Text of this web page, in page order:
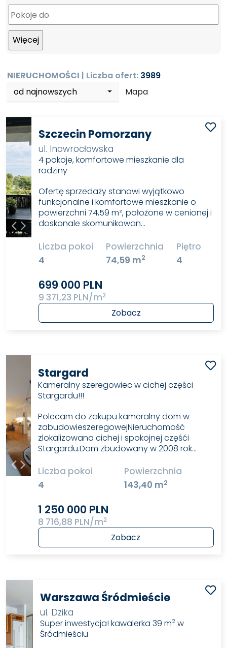
NIERUCHOMOŚCI | Liczba ofert: 3989
od najnowszych
Mapa
Szczecin Pomorzany
ul. Inowrocławska
4 pokoje, komfortowe mieszkanie dla
rodziny
Ofertę sprzedaży stanowi wyjątkowo
funkcjonalne i komfortowe mieszkanie o
powierzchni 74,59 m², położone w cenionej i
doskonale skomunikowan…
Liczba pokoi
4
Powierzchnia
74,59 m2
Piętro
4
699 000 PLN
9 371,23 PLN/m2
Zobacz
Stargard
Kameralny szeregowiec w cichej części
Stargardu!!!
Polecam do zakupu kameralny dom w
zabudowieszeregowejNieruchomość
zlokalizowana cichej i spokojnej częśći
Stargardu.Dom zbudowany w 2008 rok…
Liczba pokoi
4
Powierzchnia
143,40 m2
1 250 000 PLN
8 716,88 PLN/m2
Zobacz
Warszawa Śródmieście
ul. Dzika
Super inwestycja! kawalerka 39 m2 w
Śródmieściu